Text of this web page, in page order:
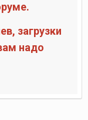
загрузки
надо